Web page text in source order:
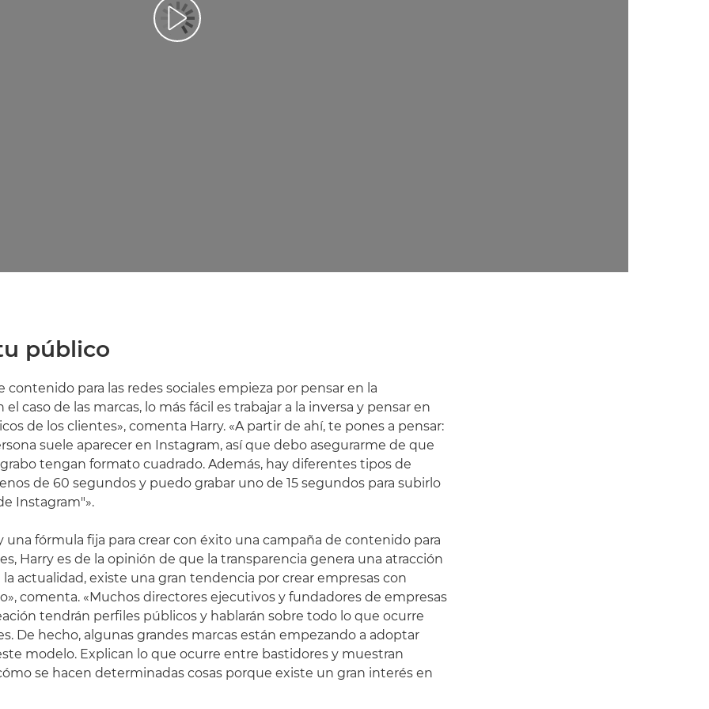
Reproducir vídeo
público
contenido para las redes sociales empieza por pensar en la
el caso de las marcas, lo más fácil es trabajar a la inversa y pensar en
de los clientes», comenta Harry. «A partir de ahí, te pones a pensar:
suele aparecer en Instagram, así que debo asegurarme de que
tengan formato cuadrado. Además, hay diferentes tipos de
de 60 segundos y puedo grabar uno de 15 segundos para subirlo
Instagram"».
una fórmula fija para crear con éxito una campaña de contenido para
Harry es de la opinión de que la transparencia genera una atracción
actualidad, existe una gran tendencia por crear empresas con
comenta. «Muchos directores ejecutivos y fundadores de empresas
tendrán perfiles públicos y hablarán sobre todo lo que ocurre
De hecho, algunas grandes marcas están empezando a adoptar
modelo. Explican lo que ocurre entre bastidores y muestran
se hacen determinadas cosas porque existe un gran interés en